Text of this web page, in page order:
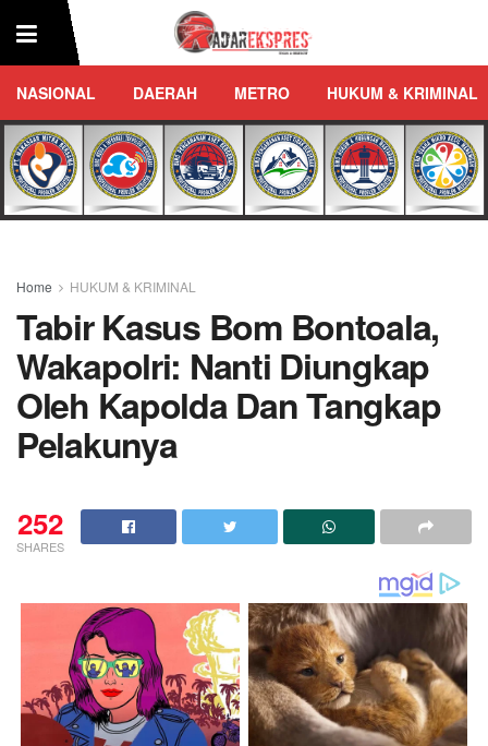
NASIONAL DAERAH METRO HUKUM & KRIMINAL
Home HUKUM & KRIMINAL
Tabir Kasus Bom Bontoala,
Wakapolri: Nanti Diungkap
Oleh Kapolda Dan Tangkap
Pelakunya
252
SHARES